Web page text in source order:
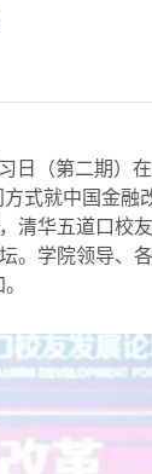
日（第二期）
式就中国金融
清华五道口校
学院领导、